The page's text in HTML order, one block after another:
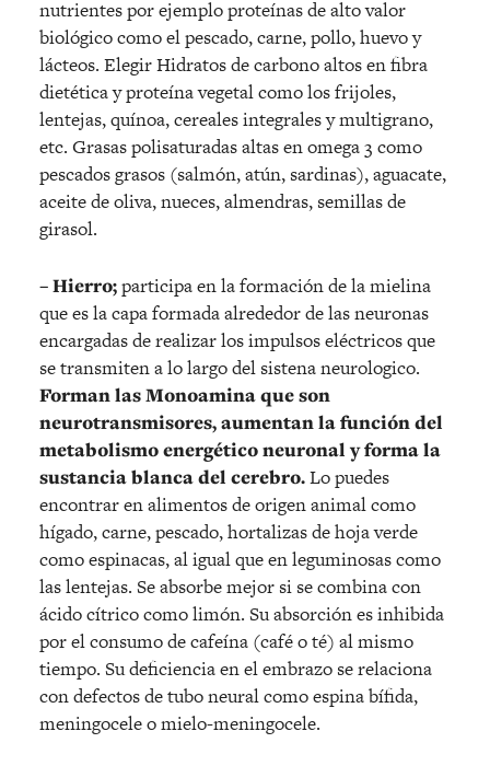
nutrientes por ejemplo proteínas de alto valor
biológico como el pescado, carne, pollo, huevo y
lácteos. Elegir Hidratos de carbono altos en fibra
dietética y proteína vegetal como los frijoles,
lentejas, quínoa, cereales integrales y multigrano,
etc. Grasas polisaturadas altas en omega 3 como
pescados grasos (salmón, atún, sardinas), aguacate,
aceite de oliva, nueces, almendras, semillas de
girasol.
– Hierro;participa en la formación de la mielina
que es la capa formada alrededor de las neuronas
encargadas de realizar los impulsos eléctricos que
se transmiten a lo largo del sistena neurologico.
Forman las Monoamina que son
neurotransmisores, aumentan la función del
metabolismo energético neuronal y forma la
sustancia blanca del cerebro.Lo puedes
encontrar en alimentos de origen animal como
hígado, carne, pescado, hortalizas de hoja verde
como espinacas, al igual que en leguminosas como
las lentejas. Se absorbe mejor si se combina con
ácido cítrico como limón. Su absorción es inhibida
por el consumo de cafeína (café o té) al mismo
tiempo. Su deficiencia en el embrazo se relaciona
con defectos de tubo neural como espina bífida,
meningocele o mielo-meningocele.